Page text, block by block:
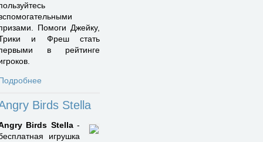
Помоги Джейку,
и Фреш стать
в рейтинге
Birds Stella
Birds Stella-
игрушка